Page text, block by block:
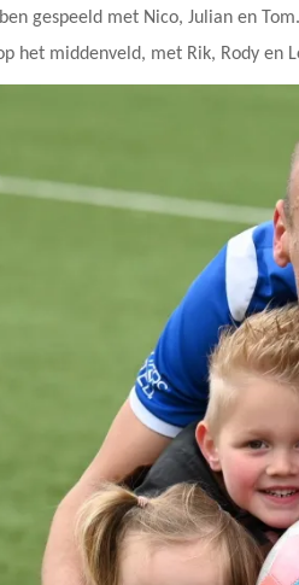
gespeeld met Nico, Julian en
het middenveld, met Rik, Rody en